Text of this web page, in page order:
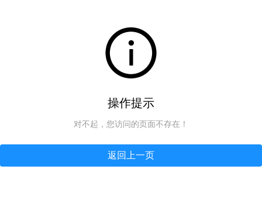
操作提示
对不起，您访问的页面不存在！
返回上一页